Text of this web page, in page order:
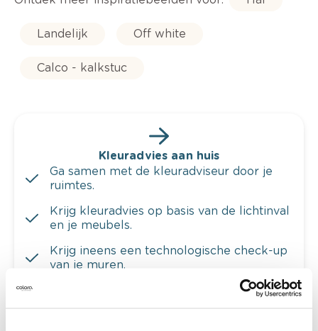
Landelijk Off white
Calco - kalkstuc
Kleuradvies aan huis
Ga samen met de kleuradviseur door je
ruimtes.
Krijg kleuradvies op basis van de lichtinval
en je meubels.
Krijg ineens een technologische check-up
van je muren.